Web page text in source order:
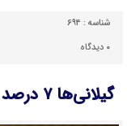
شناسه : ۶۹۴
۰ دیدگاه
گیلانی‌ها ۷ درصد بیشتر از پارسال برق مصرف کردند